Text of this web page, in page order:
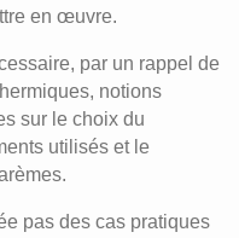
en œuvre.
par un rappel de
notions
sur le choix du
utilisés et le
pas des cas pratiques